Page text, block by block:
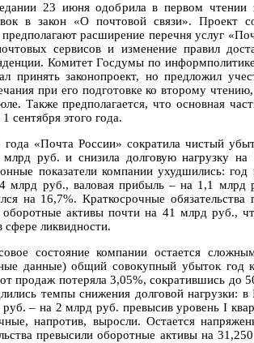
23 июня одобрила в первом чтении
в закон «О почтовой связи». Проект
расширение перечня услуг
сервисов и изменение правил
Комитет Госдумы по
принять законопроект, но предложил
при его подготовке ко второму
Также предполагается, что основная
сентября этого года.
«Почта России» сократила чистый
руб. и снизила долговую нагрузку
показатели компании ухудшились: год
4 млрд руб., валовая прибыль – на 1,1 млрд
на 16,7%. Краткосрочные обязательства
оборотные активы почти на 41 млрд руб.,
сфере ликвидности.
состояние компании остается
данные) общий совокупный убыток год
продаж потеряла 3,05%, сократившись до
темпы снижения долговой нагрузки: в
– на 2 млрд руб. превысив уровень I
напротив, выросли. Остается
превысили оборотные активы на